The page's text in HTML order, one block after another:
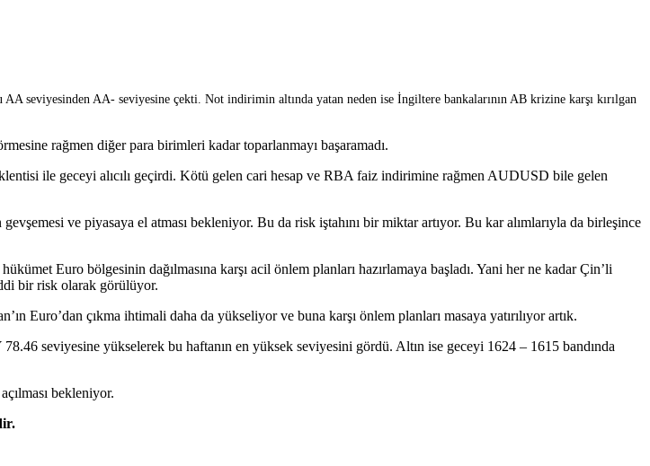
seviyesinden AA- seviyesine çekti. Not indirimin altında yatan neden ise İngiltere bankalarının AB krizine karşı kırılgan
rağmen diğer para birimleri kadar toparlanmayı başaramadı.
ile geceyi alıcılı geçirdi. Kötü gelen cari hesap ve RBA faiz indirimine rağmen AUDUSD bile gelen
ve piyasaya el atması bekleniyor. Bu da risk iştahını bir miktar artıyor. Bu kar alımlarıyla da birleşince
Euro bölgesinin dağılmasına karşı acil önlem planları hazırlamaya başladı. Yani her ne kadar Çin’li
bir risk olarak görülüyor.
Euro’dan çıkma ihtimali daha da yükseliyor ve buna karşı önlem planları masaya yatırılıyor artık.
seviyesine yükselerek bu haftanın en yüksek seviyesini gördü. Altın ise geceyi 1624 – 1615 bandında
bekleniyor.